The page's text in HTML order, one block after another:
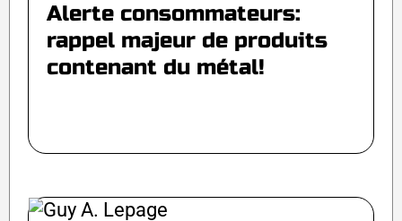
Alerte consommateurs:
rappel majeur de produits
contenant du métal!